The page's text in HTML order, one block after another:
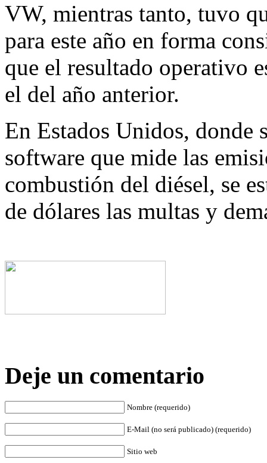
VW, mientras tanto, tuvo
para este año en forma
que el resultado operativo
el del año anterior.
En Estados Unidos, donde
software que mide las
combustión del diésel, se
de dólares las multas y
Deje un comentario
Nombre (requerido)
E-Mail (no será publicado) (requerido)
Sitio web